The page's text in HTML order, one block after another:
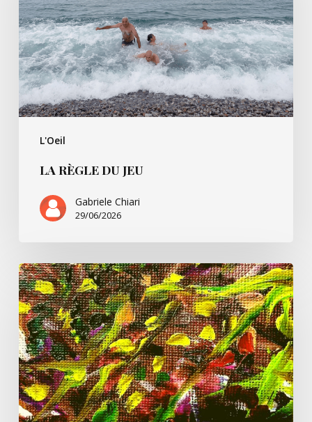
L'Oeil
LA RÈGLE DU JEU
Gabriele Chiari
29/06/2026
Un
peu
de
Pessoa
et
nous